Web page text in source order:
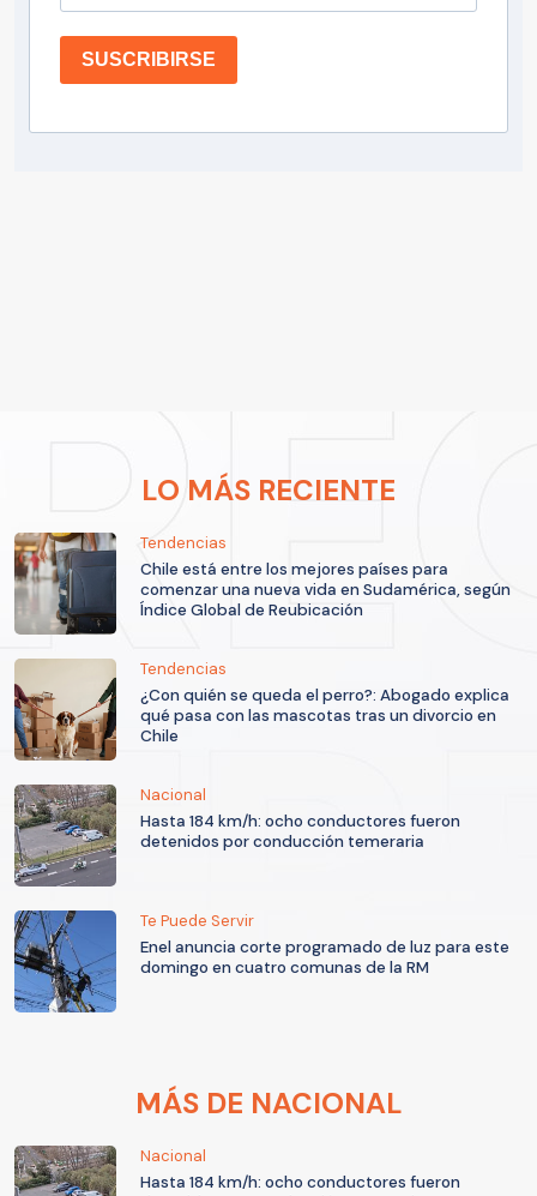
SUSCRIBIRSE
LO MÁS RECIENTE
Tendencias
Chile está entre los mejores países para
comenzar una nueva vida en Sudamérica, según
Índice Global de Reubicación
Tendencias
¿Con quién se queda el perro?: Abogado explica
qué pasa con las mascotas tras un divorcio en
Chile
Nacional
Hasta 184 km/h: ocho conductores fueron
detenidos por conducción temeraria
Te Puede Servir
Enel anuncia corte programado de luz para este
domingo en cuatro comunas de la RM
MÁS DE NACIONAL
Nacional
Hasta 184 km/h: ocho conductores fueron